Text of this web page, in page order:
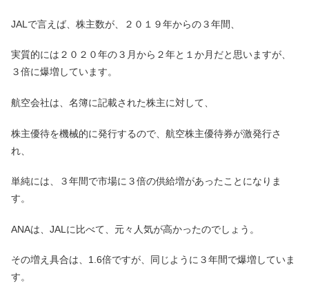
JALで言えば、株主数が、２０１９年からの３年間、
実質的には２０２０年の３月から２年と１か月だと思いますが、
３倍に爆増しています。
航空会社は、名簿に記載された株主に対して、
株主優待を機械的に発行するので、航空株主優待券が激発行さ
れ、
単純には、３年間で市場に３倍の供給増があったことになりま
す。
ANAは、JALに比べて、元々人気が高かったのでしょう。
その増え具合は、1.6倍ですが、同じように３年間で爆増していま
す。